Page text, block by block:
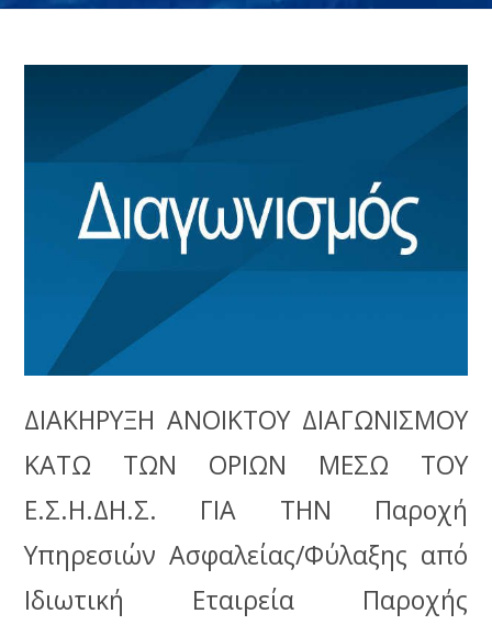
ΔΙΑΚΗΡΥΞΗ ΑΝΟΙΚΤΟΥ ΔΙΑΓΩΝΙΣΜΟΥ
ΚΑΤΩ ΤΩΝ ΟΡΙΩΝ ΜΕΣΩ ΤΟΥ
Ε.Σ.Η.ΔΗ.Σ. ΓΙΑ ΤΗΝ Παροχή
Υπηρεσιών Ασφαλείας/Φύλαξης από
Ιδιωτική Εταιρεία Παροχής